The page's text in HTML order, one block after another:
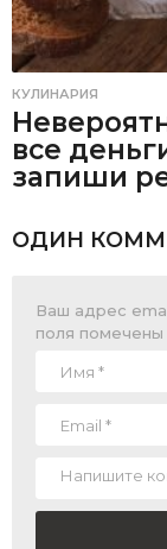
КУЛИНАРИЯ
все
запиши
ОДИН
Ваш адрес
поля помечены